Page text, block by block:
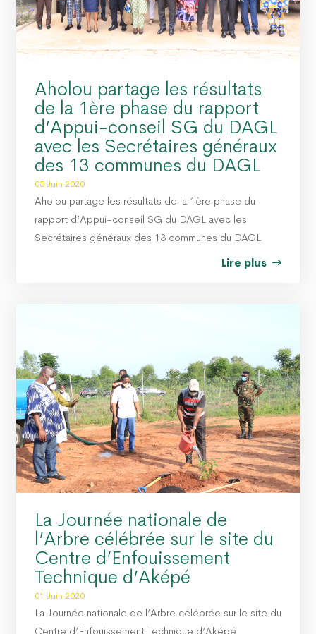
Aholou partage les résultats
de la 1ère phase du rapport
d’Appui-conseil SG du DAGL
avec les Secrétaires généraux
des 13 communes du DAGL
05 Juin 2020
Aholou partage les résultats de la 1ère phase du
rapport d’Appui-conseil SG du DAGL avec les
Secrétaires généraux des 13 communes du DAGL
Lire plus
La Journée nationale de
l’Arbre célébrée sur le site du
Centre d’Enfouissement
Technique d’Aképé
01 Juin 2020
La Journée nationale de l’Arbre célébrée sur le site du
Centre d’Enfouissement Technique d’Aképé